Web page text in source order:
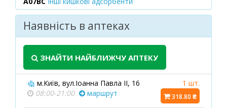
Наявність в аптеках
ЗНАЙТИ НАЙБЛИЖЧУ АПТЕКУ
м.Київ, вул.Іоанна Павла ІІ, 16
08:00-21:00
маршрут
1 шт.
318.80 ₴